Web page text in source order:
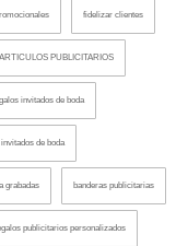
fidelizar clientes
ARTICULOS PUBLICITARIOS
invitados de boda
de boda
grabadas banderas publicitarias
publicitarios personalizados